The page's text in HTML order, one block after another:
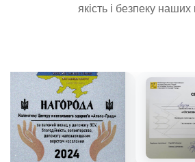
якість і безпеку наших